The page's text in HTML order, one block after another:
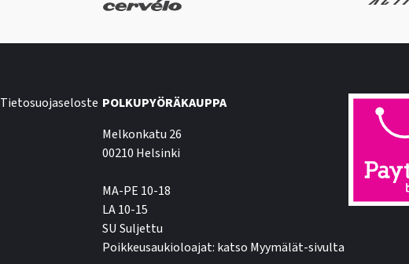
Tietosuojaseloste POLKUPYÖRÄKAUPPA
Melkonkatu 26
00210 Helsinki
MA-PE 10-18
LA 10-15
SU Suljettu
Poikkeusaukioloajat: katso Myymälät-sivulta